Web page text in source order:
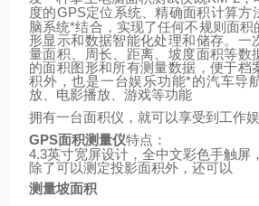
度的GPS定位系统、精确面积计算方
脑系统*结合，实现了任何不规则面积
形显示和数据智能化处理和储存。一
量面积、周长、距离、坡度面积等数
的面积图形和所有测量数据，便于档
积外，也是一台娱乐功能*的汽车导
放、电影播放、游戏等功能
拥有一台面积仪，就可以享受到工作
GPS面积测量仪特点：
4.3英寸宽屏设计，全中文彩色手触屏
除了可以测定投影面积外，还可以
测量坡面积